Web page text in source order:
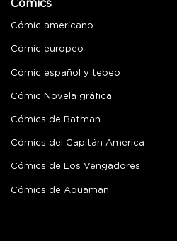
Comics
Cómic americano
Cómic europeo
Cómic español y tebeo
Cómic Novela gráfica
Cómics de Batman
Cómics del Capitán América
Cómics de Los Vengadores
Cómics de Aquaman